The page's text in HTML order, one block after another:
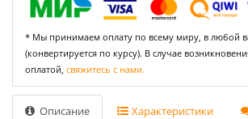
* Мы принимаем оплату по всему миру, в любой
(конвертируется по курсу). В случае
оплатой, свяжитесь с нами.
Описание Характеристики